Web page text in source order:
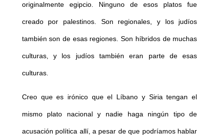
originalmente egipcio. Ninguno de esos platos fue
creado por palestinos. Son regionales, y los judíos
también son de esas regiones. Son híbridos de muchas
culturas, y los judíos también eran parte de esas
culturas.
Creo que es irónico que el Líbano y Siria tengan el
mismo plato nacional y nadie haga ningún tipo de
acusación política allí, a pesar de que podríamos hablar